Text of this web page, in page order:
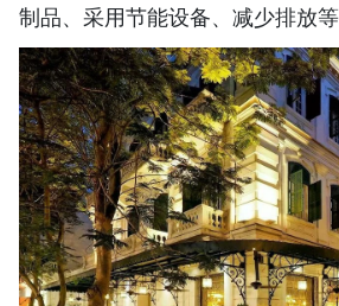
制品、采用节能设备、减少排放等